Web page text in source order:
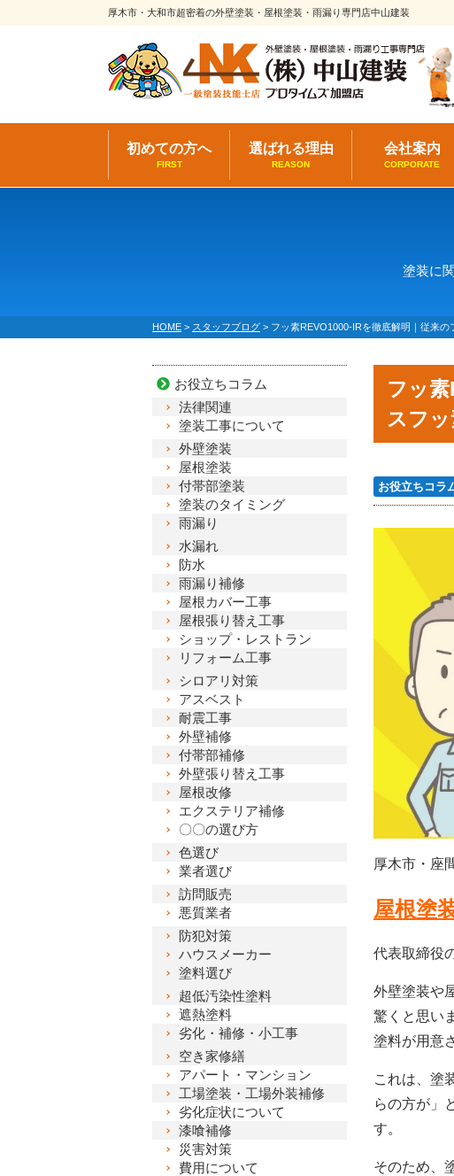
厚木市・大和市超密着の外壁塗装・屋根塗装・雨漏り専門店中山建装
初めての方へ
FIRST
選ばれる理由
REASON
会社案内
CORPORATE
塗装に
HOME > スタッフブログ > フッ素REVO1000-IRを徹底解明｜従来
フッ
スフ
お役立ちコラ
厚木市・座
屋根塗
代表取締役
外壁塗装や
驚くと思い
塗料が用意
これは、塗
らの方が」
す。
そのため、
お役立ちコラム
法律関連
塗装工事について
外壁塗装
屋根塗装
付帯部塗装
塗装のタイミング
雨漏り
水漏れ
防水
雨漏り補修
屋根カバー工事
屋根張り替え工事
ショップ・レストラン
リフォーム工事
シロアリ対策
アスベスト
耐震工事
外壁補修
付帯部補修
外壁張り替え工事
屋根改修
エクステリア補修
〇〇の選び方
色選び
業者選び
訪問販売
悪質業者
防犯対策
ハウスメーカー
塗料選び
超低汚染性塗料
遮熱塗料
劣化・補修・小工事
空き家修繕
アパート・マンション
工場塗装・工場外装補修
劣化症状について
漆喰補修
災害対策
費用について